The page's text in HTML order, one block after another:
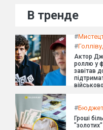
В тренде
#
#
Актор
роллю у
завітав
#
Гроші